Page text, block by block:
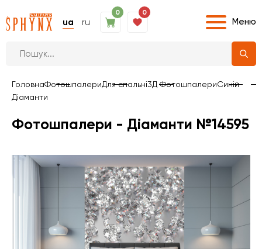
ua ru
0 0
Меню
ГоловнаФотошпалериДля спальні3Д ФотошпалериСиній
Діаманти
Фотошпалери - Діаманти №14595